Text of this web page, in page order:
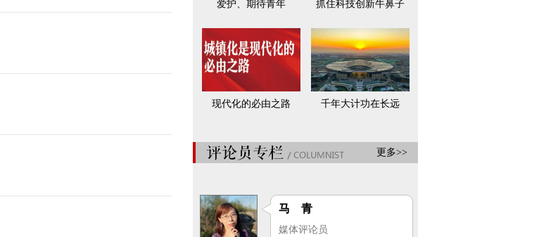
爱护、期待青年 抓住科技创新牛鼻子
现代化的必由之路 千年大计功在长远
更多>>
马 青
媒体评论员